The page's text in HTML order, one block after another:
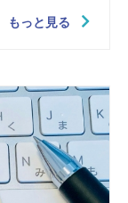
もっと見る